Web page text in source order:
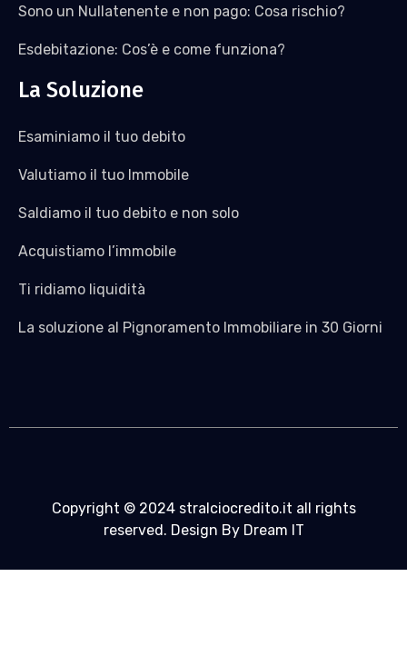
Sono un Nullatenente e non pago: Cosa rischio?
Esdebitazione: Cos’è e come funziona?
La Soluzione
Esaminiamo il tuo debito
Valutiamo il tuo Immobile
Saldiamo il tuo debito e non solo
Acquistiamo l’immobile
Ti ridiamo liquidità
La soluzione al Pignoramento Immobiliare in 30 Giorni
Copyright © 2024 stralciocredito.it all rights
reserved. Design By Dream IT